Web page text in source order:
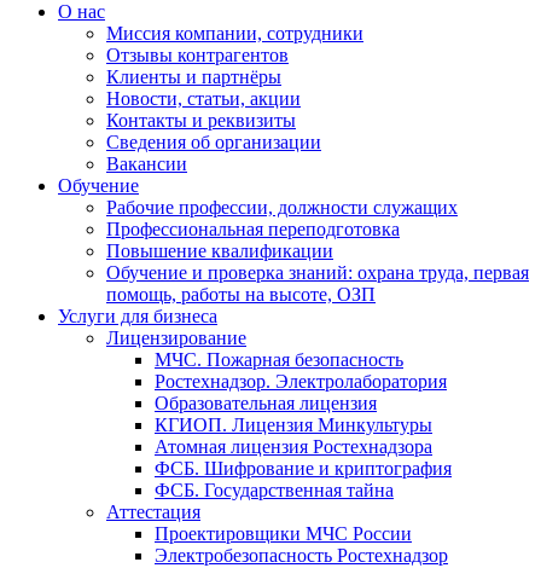
О нас
Миссия компании, сотрудники
Отзывы контрагентов
Клиенты и партнёры
Новости, статьи, акции
Контакты и реквизиты
Сведения об организации
Вакансии
Обучение
Рабочие профессии, должности служащих
Профессиональная переподготовка
Повышение квалификации
Обучение и проверка знаний: охрана труда, первая
помощь, работы на высоте, ОЗП
Услуги для бизнеса
Лицензирование
МЧС. Пожарная безопасность
Ростехнадзор. Электролаборатория
Образовательная лицензия
КГИОП. Лицензия Минкультуры
Атомная лицензия Ростехнадзора
ФСБ. Шифрование и криптография
ФСБ. Государственная тайна
Аттестация
Проектировщики МЧС России
Электробезопасность Ростехнадзор